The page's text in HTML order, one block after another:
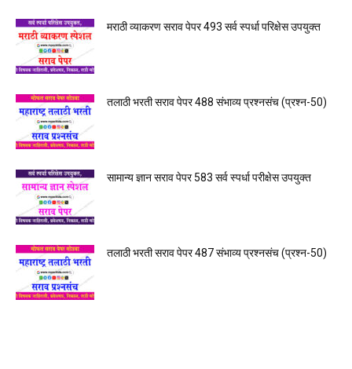
मराठी व्याकरण सराव पेपर 493 सर्व स्पर्धा परिक्षेस उपयुक्त
तलाठी भरती सराव पेपर 488 संभाव्य प्रश्नसंच (प्रश्न-50)
सामान्य ज्ञान सराव पेपर 583 सर्व स्पर्धा परीक्षेस उपयुक्त
तलाठी भरती सराव पेपर 487 संभाव्य प्रश्नसंच (प्रश्न-50)